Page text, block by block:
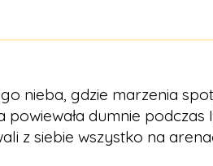
nieba, gdzie marzenia
dumnie podczas
z siebie wszystko na